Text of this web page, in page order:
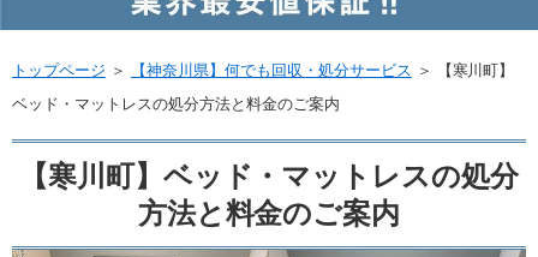
トップページ ＞ 【神奈川県】何でも回収・処分サービス ＞
【寒川町】
ベッド・マットレスの処分方法と料金のご案内
【寒川町】ベッド・マットレスの処分
方法と料金のご案内